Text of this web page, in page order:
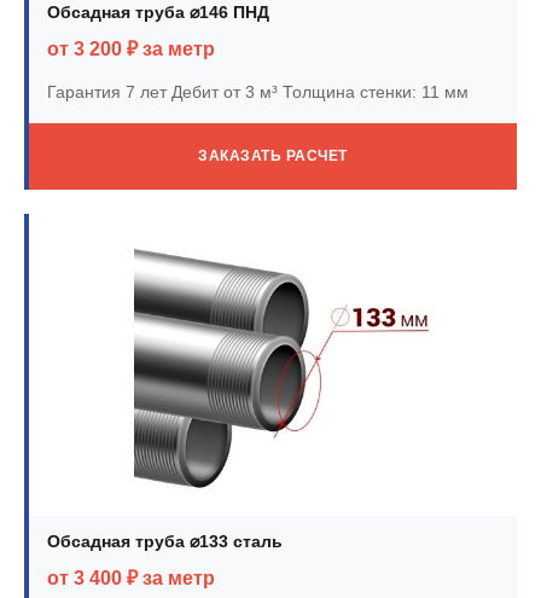
Обсадная труба ⌀146 ПНД
от 3 200 ₽ за метр
Гарантия 7 летДебит от 3 м³ Толщина стенки: 11 мм
ЗАКАЗАТЬ РАСЧЕТ
Обсадная труба ⌀133 сталь
от 3 400 ₽ за метр